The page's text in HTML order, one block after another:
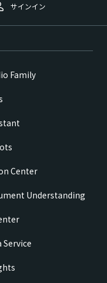
サインイン
Family
Center
Understanding
Service